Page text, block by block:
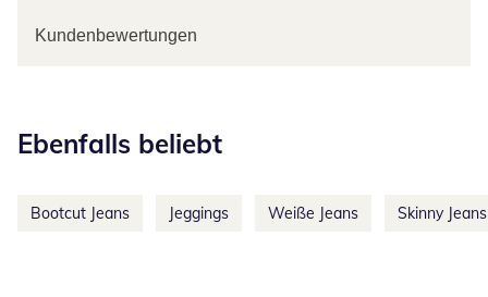
Kundenbewertungen
Ebenfalls beliebt
Bootcut Jeans Jeggings Weiße Jeans Skinny Jeans